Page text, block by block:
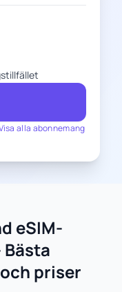
alla abonnemang
eSIM-
priser